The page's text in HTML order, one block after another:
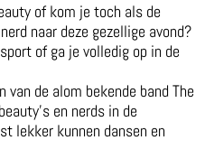
of kom je toch als de
naar deze gezellige avond?
of ga je volledig op in de
van de alom bekende band The
en nerds in de
lekker kunnen dansen en